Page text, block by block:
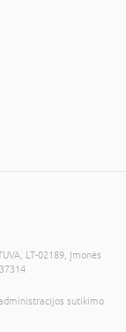
LT-02189, Įmonės
sutikimo